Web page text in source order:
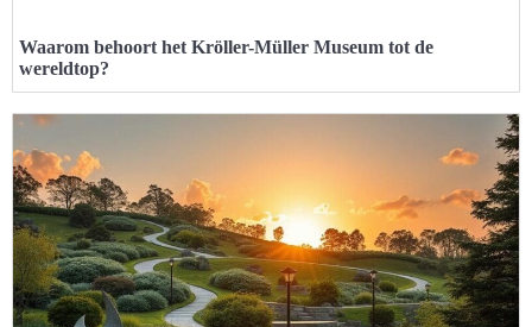
Waarom behoort het Kröller-Müller Museum tot de
wereldtop?